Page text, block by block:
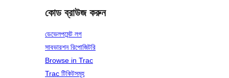
কোড ব্রাউজ করুন
ডেভেলপমেন্ট লগ
সাবভারশন রিপোজিটরি
Browse in Trac
Trac টিকিটসমূহ